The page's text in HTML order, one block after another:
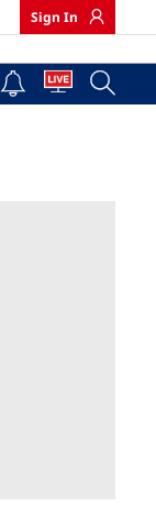
Sign In